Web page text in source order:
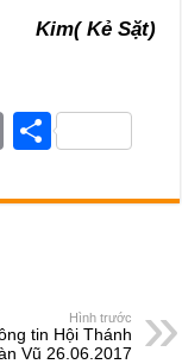
Kim( Kẻ Sặt)
E
ail
S
ar
Hình trước
tin Hội Thánh
Vũ 26.06.2017